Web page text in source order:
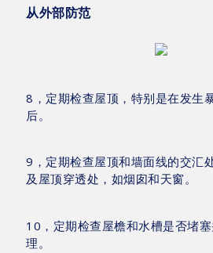
从外部防范
8，定期检查屋顶，特别是在发生
后。
9，定期检查屋顶和墙面线的交汇
及屋顶穿透处，如烟囱和天窗。
10，定期检查屋檐和水槽是否堵
理。